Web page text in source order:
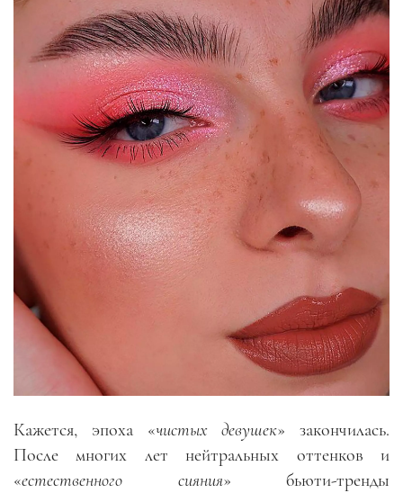
Кажется, эпоха «чистых девушек» закончилась.
После многих лет нейтральных оттенков и
«естественного сияния» бьюти-тренды